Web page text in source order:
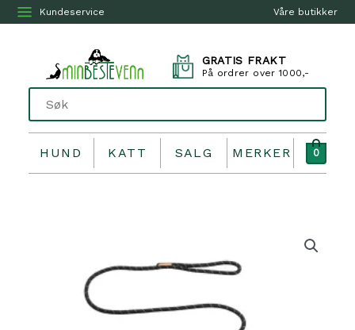
Våre butikker
Kundeservice
GRATIS FRAKT
På ordrer over 1000,-
HUND KATT SALG MERKER 0